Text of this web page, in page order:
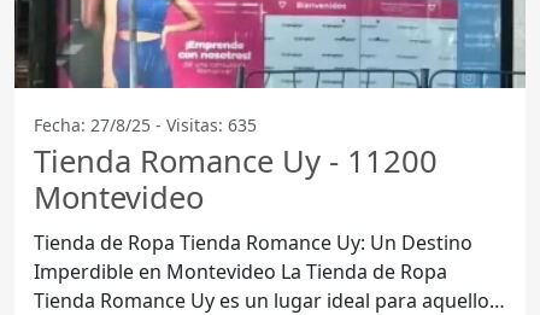
Fecha: 27/8/25 - Visitas: 635
Tienda Romance Uy - 11200
Montevideo
Tienda de Ropa Tienda Romance Uy: Un Destino
Imperdible en Montevideo La Tienda de Ropa
Tienda Romance Uy es un lugar ideal para aquellos